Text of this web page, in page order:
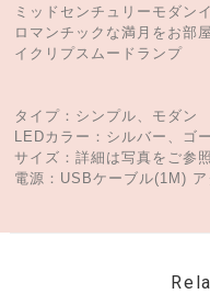
ミッドセンチュリーモダン
ロマンチックな満月をお部
イクリプスムードランプ
タイプ：シンプル、モダン
LEDカラー：シルバー、ゴ
サイズ：詳細は写真をご参
電源：USBケーブル(1M) ア